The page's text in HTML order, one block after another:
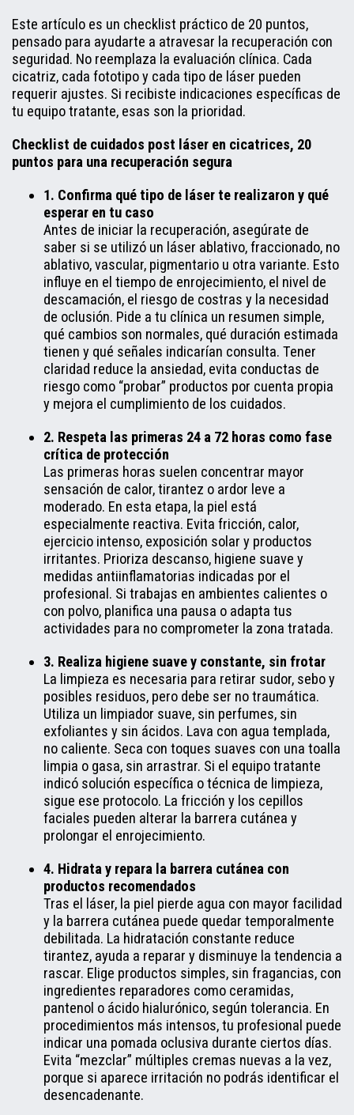
Este artículo es un checklist práctico de 20 puntos,
pensado para ayudarte a atravesar la recuperación con
seguridad. No reemplaza la evaluación clínica. Cada
cicatriz, cada fototipo y cada tipo de láser pueden
requerir ajustes. Si recibiste indicaciones específicas de
tu equipo tratante, esas son la prioridad.
Checklist de cuidados post láser en cicatrices, 20
puntos para una recuperación segura
1. Confirma qué tipo de láser te realizaron y qué
esperar en tu caso
Antes de iniciar la recuperación, asegúrate de
saber si se utilizó un láser ablativo, fraccionado, no
ablativo, vascular, pigmentario u otra variante. Esto
influye en el tiempo de enrojecimiento, el nivel de
descamación, el riesgo de costras y la necesidad
de oclusión. Pide a tu clínica un resumen simple,
qué cambios son normales, qué duración estimada
tienen y qué señales indicarían consulta. Tener
claridad reduce la ansiedad, evita conductas de
riesgo como “probar” productos por cuenta propia
y mejora el cumplimiento de los cuidados.
2. Respeta las primeras 24 a 72 horas como fase
crítica de protección
Las primeras horas suelen concentrar mayor
sensación de calor, tirantez o ardor leve a
moderado. En esta etapa, la piel está
especialmente reactiva. Evita fricción, calor,
ejercicio intenso, exposición solar y productos
irritantes. Prioriza descanso, higiene suave y
medidas antiinflamatorias indicadas por el
profesional. Si trabajas en ambientes calientes o
con polvo, planifica una pausa o adapta tus
actividades para no comprometer la zona tratada.
3. Realiza higiene suave y constante, sin frotar
La limpieza es necesaria para retirar sudor, sebo y
posibles residuos, pero debe ser no traumática.
Utiliza un limpiador suave, sin perfumes, sin
exfoliantes y sin ácidos. Lava con agua templada,
no caliente. Seca con toques suaves con una toalla
limpia o gasa, sin arrastrar. Si el equipo tratante
indicó solución específica o técnica de limpieza,
sigue ese protocolo. La fricción y los cepillos
faciales pueden alterar la barrera cutánea y
prolongar el enrojecimiento.
4. Hidrata y repara la barrera cutánea con
productos recomendados
Tras el láser, la piel pierde agua con mayor facilidad
y la barrera cutánea puede quedar temporalmente
debilitada. La hidratación constante reduce
tirantez, ayuda a reparar y disminuye la tendencia a
rascar. Elige productos simples, sin fragancias, con
ingredientes reparadores como ceramidas,
pantenol o ácido hialurónico, según tolerancia. En
procedimientos más intensos, tu profesional puede
indicar una pomada oclusiva durante ciertos días.
Evita “mezclar” múltiples cremas nuevas a la vez,
porque si aparece irritación no podrás identificar el
desencadenante.